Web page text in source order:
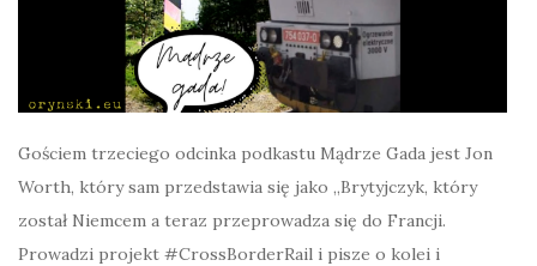
Gościem trzeciego odcinka podkastu Mądrze Gada jest Jon
Worth, który sam przedstawia się jako „Brytyjczyk, który
został Niemcem a teraz przeprowadza się do Francji.
Prowadzi projekt #CrossBorderRail i pisze o kolei i